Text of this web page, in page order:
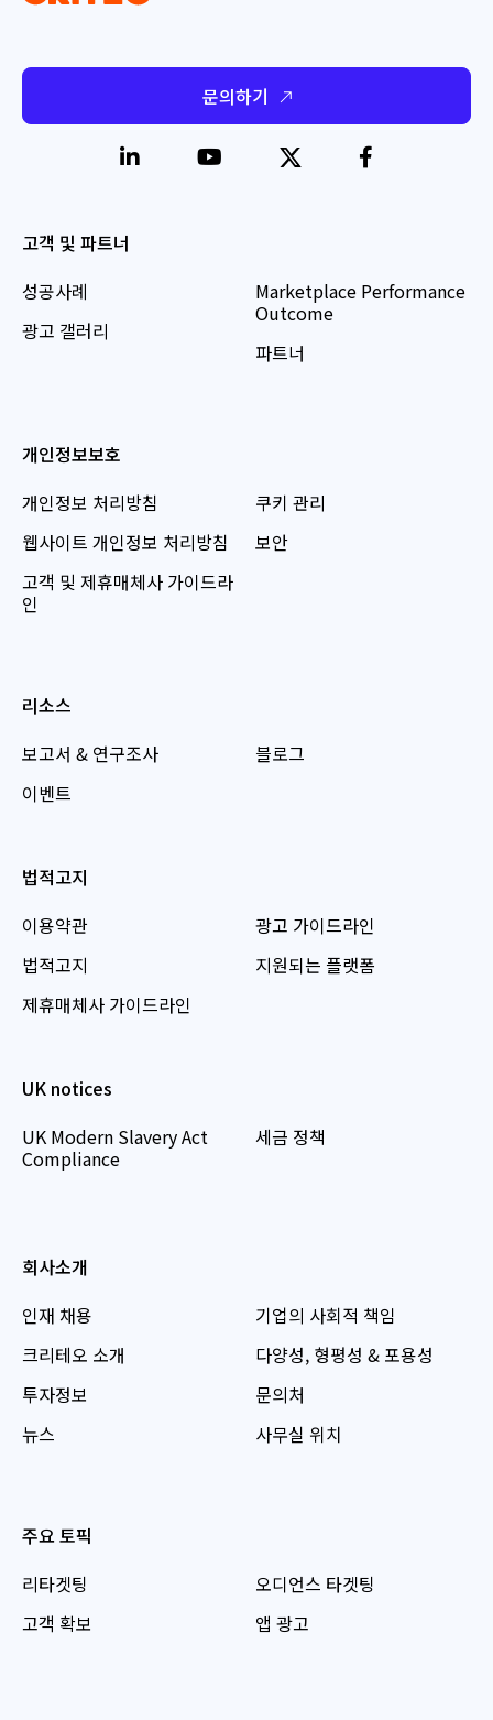
문의하기
고객 및 파트너
성공사례
광고 갤러리
Marketplace Performance
Outcome
파트너
개인정보보호
개인정보 처리방침
웹사이트 개인정보 처리방침
고객 및 제휴매체사 가이드라
인
쿠키 관리
보안
리소스
보고서 & 연구조사
이벤트
블로그
법적고지
이용약관
법적고지
제휴매체사 가이드라인
광고 가이드라인
지원되는 플랫폼
UK notices
UK Modern Slavery Act
Compliance
세금 정책
회사소개
인재 채용
크리테오 소개
투자정보
뉴스
기업의 사회적 책임
다양성, 형평성 & 포용성
문의처
사무실 위치
주요 토픽
리타겟팅
고객 확보
오디언스 타겟팅
앱 광고